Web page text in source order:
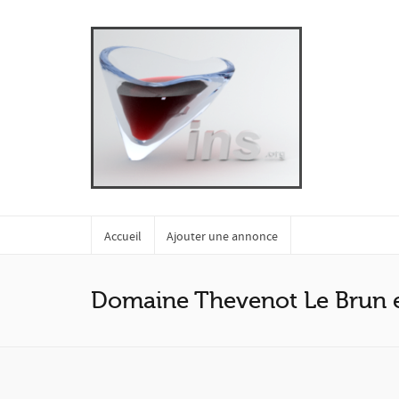
Accueil Ajouter une annonce
Domaine Thevenot Le Brun